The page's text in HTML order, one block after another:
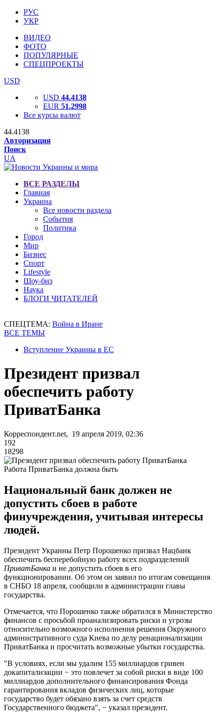
РУС
УКР
ВИДЕО
ФОТО
ПОПУЛЯРНЫЕ
СПЕЦПРОЕКТЫ
USD
USD 44.4138
EUR 51.2998
Все курсы валют
44.4138
Авторизация
Поиск
UA
ВСЕ РАЗДЕЛЫ
Главная
Украина
Все новости раздела
События
Политика
Город
Мир
Бизнес
Спорт
Lifestyle
Шоу-биз
Наука
БЛОГИ ЧИТАТЕЛЕЙ
СПЕЦТЕМА: Война в Иране
ВСЕ ТЕМЫ
Вступление Украины в ЕС
Президент призвал
обеспечить работу
ПриватБанка
Корреспондент.net, 19 апреля 2019, 02:36
192
18298
Работа ПриватБанка должна быть
Национальный банк должен не
допустить сбоев в работе
финучреждения, учитывая интересы
людей.
Президент Украины Петр Порошенко призвал Нацбанк
обеспечить бесперебойную работу всех подразделений
ПриватБанка и не допустить сбоев в его
функционировании. Об этом он заявил по итогам совещания
в СНБО 18 апреля, сообщили в администрации главы
государства.
Отмечается, что Порошенко также обратился в Министерство
финансов с просьбой проанализировать риски и угрозы
относительно возможного исполнения решения Окружного
административного суда Киева по делу ренационализации
ПриватБанка и просчитать возможные убытки государства.
"В условиях, если мы удалим 155 миллиардов гривен
докапитализации − это повлечет за собой риски в виде 100
миллиардов дополнительного финансирования Фонда
гарантирования вкладов физических лиц, которые
государство будет обязано взять за счет средств
Государственного бюджета", − указал президент.